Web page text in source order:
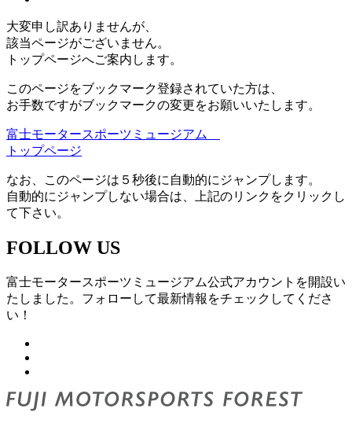
大変申し訳ありませんが、
該当ページがございません。
トップページへご案内します。
このページをブックマーク登録されていた方は、
お手数ですがブックマークの変更をお願いいたします。
富士モータースポーツミュージアム
トップページ
なお、このページは５秒後に自動的にジャンプします。
自動的にジャンプしない場合は、上記のリンクをクリックし
て下さい。
FOLLOW US
富士モータースポーツミュージアム公式アカウントを開設い
たしました。フォローして最新情報をチェックしてくださ
い！